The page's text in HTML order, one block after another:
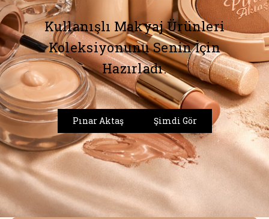
Kullanışlı Makyaj Ürünleri
Koleksiyonunu Senin İçin
Hazırladı.
Pınar Aktaş Şimdi Gör